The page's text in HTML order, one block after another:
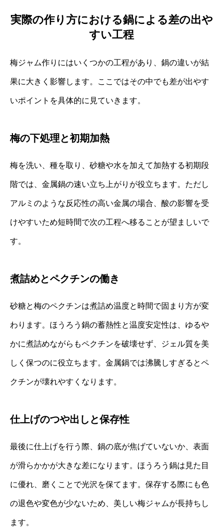
実際の作り方における鍋による差の出や
すい工程
梅ジャム作りにはいくつかの工程があり、鍋の違いが結
果に大きく影響します。ここではその中でも差が出やす
いポイントを具体的に見ていきます。
梅の下処理と初期加熱
梅を洗い、種を取り、砂糖や水を加えて加熱する初期段
階では、金属鍋の速い立ち上がりが役立ちます。ただし
アルミのような反応性の高い金属の場合、酸の影響を受
けやすいため短時間で次の工程へ移ることが望ましいで
す。
煮詰めとペクチンの働き
砂糖と梅のペクチンは煮詰め温度と時間で固まり方が変
わります。ほうろう鍋の蓄熱性と温度安定性は、ゆるや
かに煮詰めながらもペクチンを破壊せず、ジェル質を美
しく保つのに役立ちます。金属鍋では沸騰しすぎるとペ
クチンが壊れやすくなります。
仕上げのつや出しと保存性
最後に仕上げを行う際、鍋の底が焦げていないか、表面
が滑らかかが大きな差になります。ほうろう鍋は見た目
に優れ、磨くことで光沢を保てます。保存する際にも色
の退色や変色が少ないため、美しい梅ジャムが長持ちし
ます。